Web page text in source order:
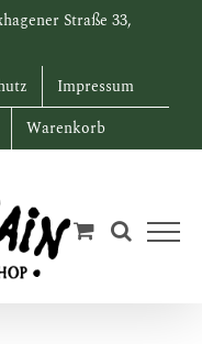
Straße 33,
Impressum
Warenkorb